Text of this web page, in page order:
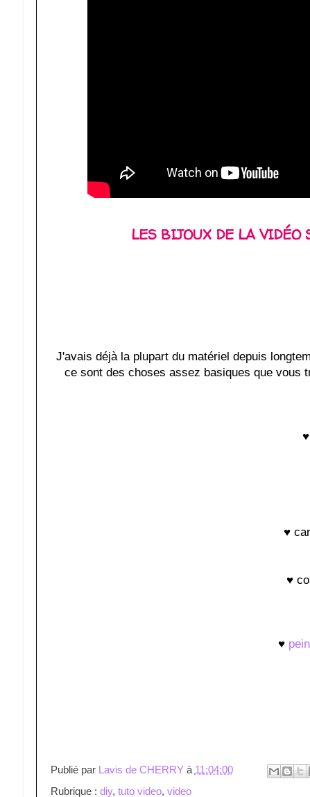
LES BIJOUX DE LA VIDÉO
J'avais déjà la plupart du matériel depuis
ce sont des choses assez basiques que vous
♥
♥
♥
Publié par Lavis de CHERRY à 11:04:00
Rubrique : diy, tuto video, video